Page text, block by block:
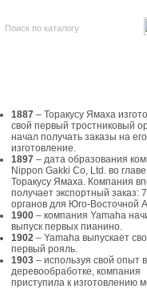
1887 – Торакусу Ямаха
свой первый тростниковый
начал получать заказы на его
изготовление.
1897 – дата образования
Nippon Gakki Co, Ltd. во
Торакусу Ямаха. Компания
получает экспортный заказ:
органов для Юго-Восточной
1900 – компания Yamaha
выпуск первых пианино.
1902 – Yamaha выпускает
первый рояль.
1903 – используя свой опыт в
деревообработке, компания
приступила к изготовлению